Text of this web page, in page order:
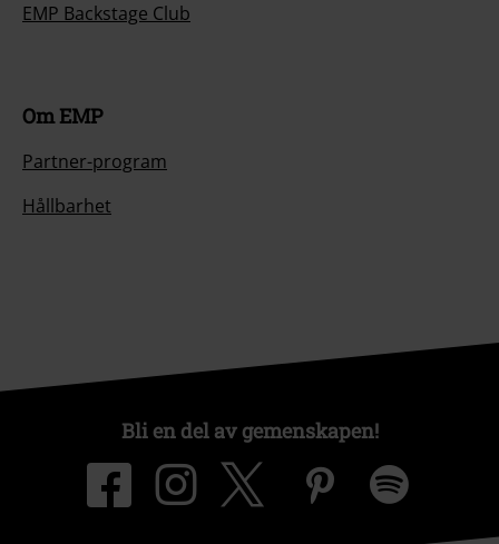
EMP Backstage Club
Om EMP
Partner-program
Hållbarhet
Bli en del av gemenskapen!